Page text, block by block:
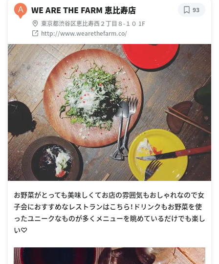
A WE ARE THE FARM 恵比寿店
東京都渋谷区恵比寿西２丁目８-１０ 1F
http://www.wearethefarm.co/
93
お野菜がとっても美味しくてお店の雰囲気もおしゃれなので女
子会におすすめなレストランはこちら！ドリンクもお野菜を使
ったユニークなものが多くメニューを眺めているだけでも楽し
い♡